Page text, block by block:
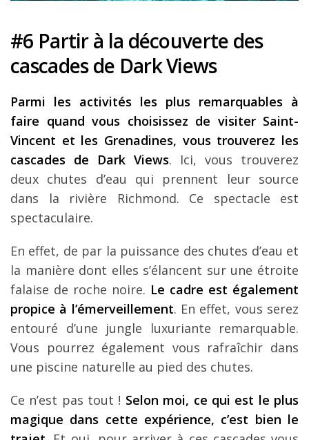
#6 Partir à la découverte des
cascades de Dark Views
Parmi les activités les plus remarquables à
faire quand vous choisissez de visiter Saint-
Vincent et les Grenadines, vous trouverez les
cascades de
Dark Views. Ici, vous trouverez
deux chutes d’eau qui prennent leur source
dans la rivière Richmond. Ce spectacle est
spectaculaire.
En effet, de par la puissance des chutes d’eau et
la manière dont elles s’élancent sur une étroite
falaise de roche noire. Le cadre est également
propice à l’émerveillement. En effet, vous serez
entouré d’une jungle luxuriante remarquable.
Vous pourrez également vous rafraîchir dans
une piscine naturelle au pied des chutes.
Ce n’est pas tout ! Selon moi, ce qui est le plus
magique dans cette expérience, c’est bien le